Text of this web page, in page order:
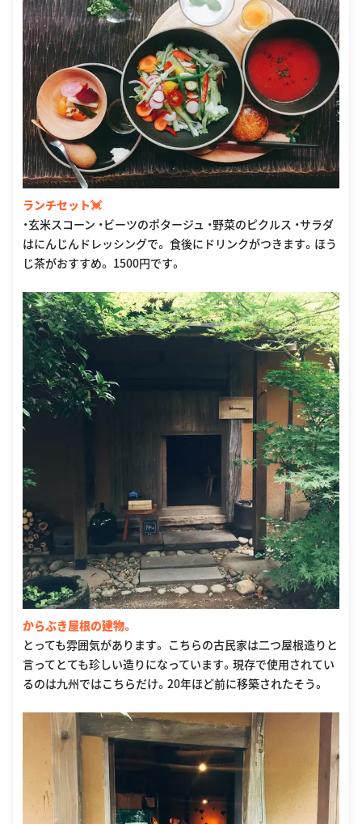
ランチセット💓
・玄米スコーン ・ビーツのポタージュ ・野菜のピクルス ・サラダ
はにんじんドレッシングで。 食後にドリンクがつきます。ほう
じ茶がおすすめ。 1500円です。
からぶき屋根の建物。
とっても雰囲気があります。 こちらの古民家は二つ屋根造りと
言ってとても珍しい造りになっています。現存で使用されてい
るのは九州ではこちらだけ。20年ほど前に移築されたそう。